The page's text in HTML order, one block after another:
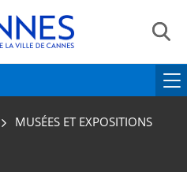
MUSÉES ET EXPOSITIONS